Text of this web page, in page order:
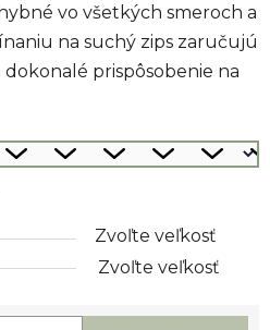
vo všetkých smeroch a
na suchý zips zaručujú
prispôsobenie na
Zvoľte veľkosť
Zvoľte veľkosť